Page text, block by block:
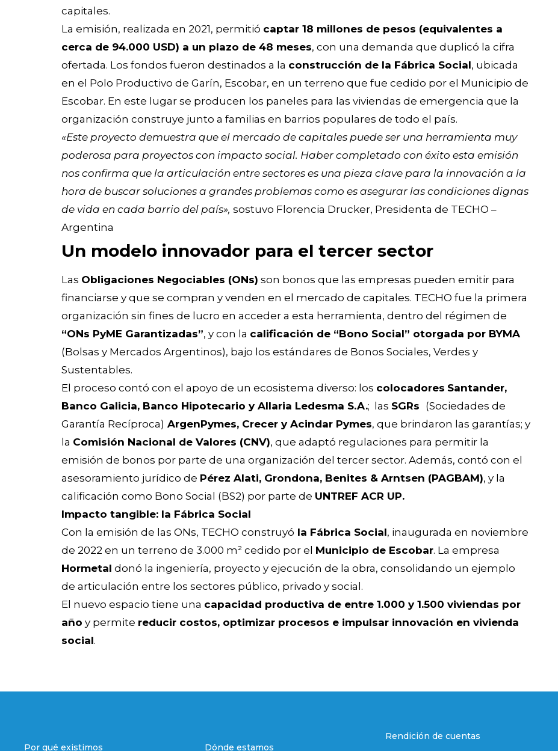
capitales.
La emisión, realizada en 2021, permitió captar 18 millones de pesos (equivalentes a
cerca de 94.000 USD) a un plazo de 48 meses, con una demanda que duplicó la cifra
ofertada. Los fondos fueron destinados a la construcción de la Fábrica Social, ubicada
en el Polo Productivo de Garín, Escobar, en un terreno que fue cedido por el Municipio de
Escobar. En este lugar se producen los paneles para las viviendas de emergencia que la
organización construye junto a familias en barrios populares de todo el país.
«Este proyecto demuestra que el mercado de capitales puede ser una herramienta muy
poderosa para proyectos con impacto social. Haber completado con éxito esta emisión
nos confirma que la articulación entre sectores es una pieza clave para la innovación a la
hora de buscar soluciones a grandes problemas como es asegurar las condiciones dignas
de vida en cada barrio del país», sostuvo Florencia Drucker, Presidenta de TECHO –
Argentina
Un modelo innovador para el tercer sector
Las Obligaciones Negociables (ONs) son bonos que las empresas pueden emitir para
financiarse y que se compran y venden en el mercado de capitales. TECHO fue la primera
organización sin fines de lucro en acceder a esta herramienta, dentro del régimen de
“ONs PyME Garantizadas”, y con la calificación de “Bono Social” otorgada por BYMA
(Bolsas y Mercados Argentinos), bajo los estándares de Bonos Sociales, Verdes y
Sustentables.
El proceso contó con el apoyo de un ecosistema diverso: los colocadores Santander,
Banco Galicia, Banco Hipotecario y Allaria Ledesma S.A.; las SGRs (Sociedades de
Garantía Recíproca) ArgenPymes, Crecer y Acindar Pymes, que brindaron las garantías; y
la Comisión Nacional de Valores (CNV), que adaptó regulaciones para permitir la
emisión de bonos por parte de una organización del tercer sector. Además, contó con el
asesoramiento jurídico de Pérez Alati, Grondona, Benites & Arntsen (PAGBAM), y la
calificación como Bono Social (BS2) por parte de UNTREF ACR UP.
Impacto tangible: la Fábrica Social
Con la emisión de las ONs, TECHO construyó la Fábrica Social, inaugurada en noviembre
de 2022 en un terreno de 3.000 m² cedido por el Municipio de Escobar. La empresa
Hormetal donó la ingeniería, proyecto y ejecución de la obra, consolidando un ejemplo
de articulación entre los sectores público, privado y social.
El nuevo espacio tiene una capacidad productiva de entre 1.000 y 1.500 viviendas por
año y permite reducir costos, optimizar procesos e impulsar innovación en vivienda
social.
Por qué existimos Dónde estamos
Rendición de cuentas